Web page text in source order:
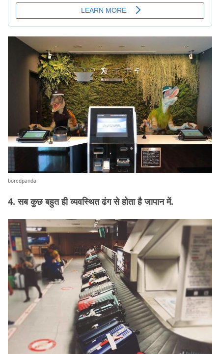
boredpanda
4. सब कुछ बहुत ही व्यवस्थित ढंग से होता है जापान में.